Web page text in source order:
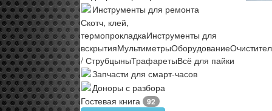
Инструменты для ремонта
Скотч, клей,
термопрокладкаИнструменты для
вскрытияМультиметрыОборудование
/ СтрубцыныТрафаретыВсё для пайки
Запчасти для смарт-часов
Доноры с разбора
Гостевая книга
92